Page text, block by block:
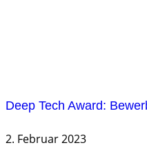
Deep Tech Award:
2. Februar 2023